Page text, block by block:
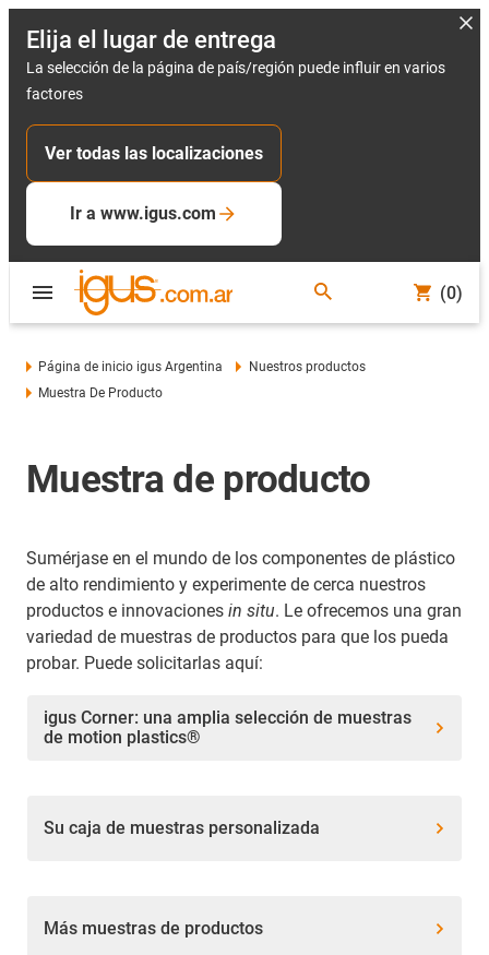
Elija el lugar de entrega
La selección de la página de país/región puede influir en varios
factores
Ver todas las localizaciones
Ir a www.igus.com
(0)
Página de inicio igus Argentina
Nuestros productos
Muestra De Producto
Muestra de producto
Sumérjase en el mundo de los componentes de plástico
de alto rendimiento y experimente de cerca nuestros
productos e innovaciones in situ. Le ofrecemos una gran
variedad de muestras de productos para que los pueda
probar. Puede solicitarlas aquí:
igus Corner: una amplia selección de muestras
de motion plastics®
Su caja de muestras personalizada
Más muestras de productos